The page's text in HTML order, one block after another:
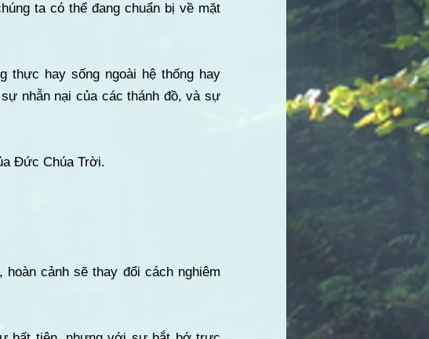
ta có thể đang chuẩn bị về mặt
thực hay sống ngoài hệ thống hay
nhẫn nại của các thánh đồ, và sự
Đức Chúa Trời.
cảnh sẽ thay đổi cách nghiêm